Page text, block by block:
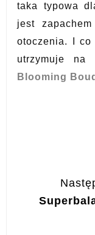
taka typowa
jest
otoczenia. I co
utrzymuje
Blooming